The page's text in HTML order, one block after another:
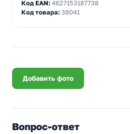
Код EAN:4627153187738
Код товара:38041
Добавить фото
Вопрос-ответ